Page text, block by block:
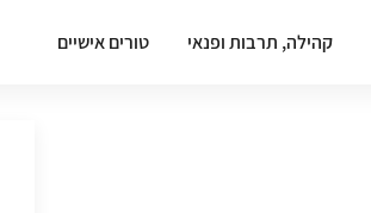
קהילה, תרבות ופנאי טורים אישיים